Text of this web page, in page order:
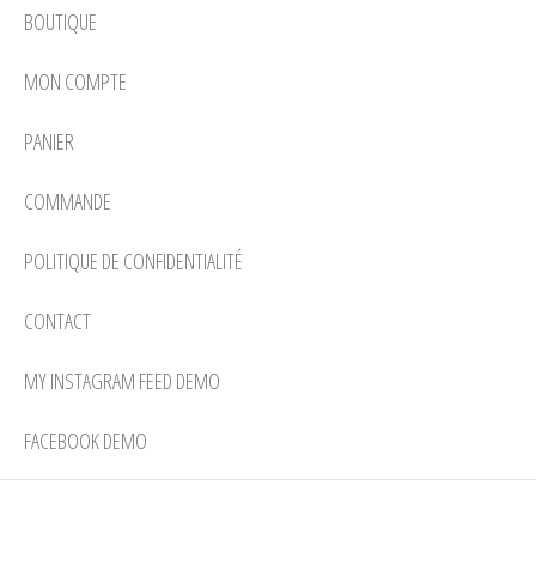
BOUTIQUE
MON COMPTE
PANIER
COMMANDE
POLITIQUE DE CONFIDENTIALITÉ
CONTACT
MY INSTAGRAM FEED DEMO
FACEBOOK DEMO